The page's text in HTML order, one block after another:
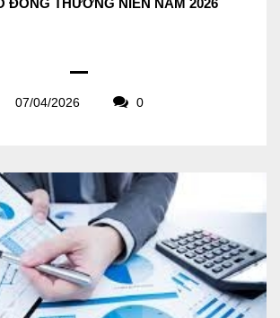
ĐÔNG THƯỜNG NIÊN NĂM 2026
07/04/2026 0